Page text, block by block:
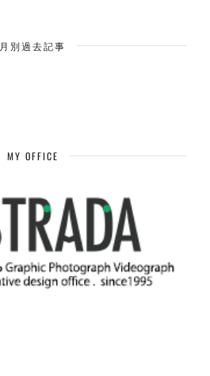
月別過去記事
MY OFFICE